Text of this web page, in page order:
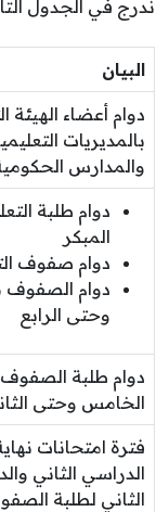
ندرج في الجدول
البيان
دوام أعضاء الهيئة
بالمديريات
والمدارس
دوام طلبة
المبكر
دوام صفوف
دوام الصفوف
وحتى الرابع
دوام طلبة
الخامس وحتى
فترة امتحانات
الدراسي الثاني
الثاني لطلبة